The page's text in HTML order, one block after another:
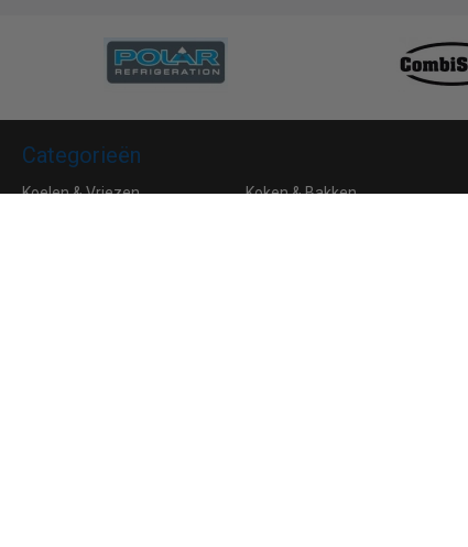
Categorieën
Koelen & Vriezen Koken & Bakken